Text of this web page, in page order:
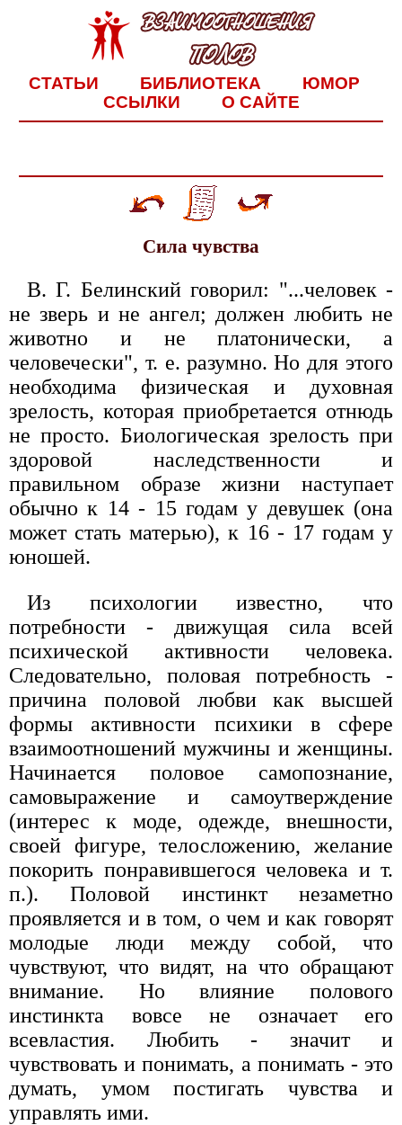
СТАТЬИ БИБЛИОТЕКА
ЮМОР
ССЫЛКИ
О САЙТЕ
Сила чувства
В. Г. Белинский говорил: "...человек -
не зверь и не ангел; должен любить не
животно и не платонически, а
человечески", т. е. разумно. Но для этого
необходима физическая и духовная
зрелость, которая приобретается отнюдь
не просто. Биологическая зрелость при
здоровой наследственности и
правильном образе жизни наступает
обычно к 14 - 15 годам у девушек (она
может стать матерью), к 16 - 17 годам у
юношей.
Из психологии известно, что
потребности - движущая сила всей
психической активности человека.
Следовательно, половая потребность -
причина половой любви как высшей
формы активности психики в сфере
взаимоотношений мужчины и женщины.
Начинается половое самопознание,
самовыражение и самоутверждение
(интерес к моде, одежде, внешности,
своей фигуре, телосложению, желание
покорить понравившегося человека и т.
п.). Половой инстинкт незаметно
проявляется и в том, о чем и как говорят
молодые люди между собой, что
чувствуют, что видят, на что обращают
внимание. Но влияние полового
инстинкта вовсе не означает его
всевластия. Любить - значит и
чувствовать и понимать, а понимать - это
думать, умом постигать чувства и
управлять ими.